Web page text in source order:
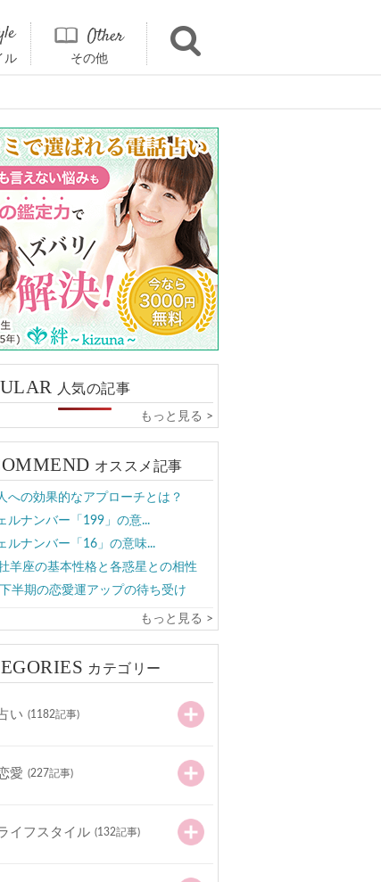
ル その他
人気の記事
もっと見る >
オススメ記事
への効果的なアプローチとは？
ルナンバー「199」の意...
ルナンバー「16」の意味...
羊座の基本性格と各惑星との相性
半期の恋愛運アップの待ち受け
もっと見る >
カテゴリー
い (1182記事)
愛 (227記事)
イフスタイル (132記事)